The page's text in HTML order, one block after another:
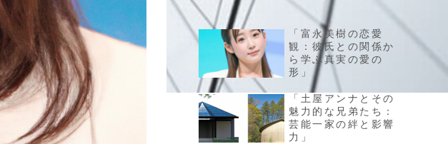
「富永美樹の恋愛
観：彼氏との関係か
ら学ぶ真実の愛の
形」
「土屋アンナとその
魅力的な兄弟たち：
芸能一家の絆と影響
力」